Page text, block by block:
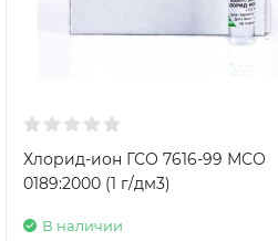
Хлорид-ион ГСО 7616-99 МСО
0189:2000 (1 г/дм3)
В наличии